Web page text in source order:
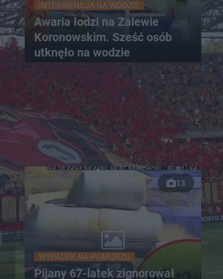
INTERWENCJA NA WODZIE
Awaria łodzi na Zalewie
Koronowskim. Sześć osób
utknęło na wodzie
13
WYPADEK NA POMORZU
Pijany 67-latek zignorował